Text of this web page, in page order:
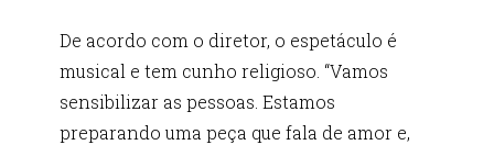
De acordo com o diretor, o espetáculo é
musical e tem cunho religioso. “Vamos
sensibilizar as pessoas. Estamos
preparando uma peça que fala de amor e,